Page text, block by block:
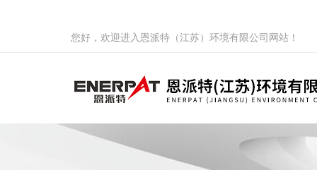
您好，欢迎进入恩派特（江苏）环境有限公司网站！